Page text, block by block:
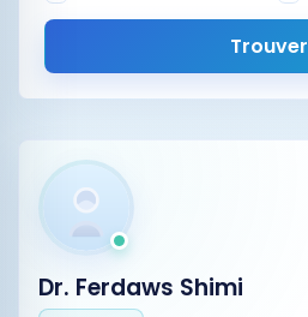
Trouver
Dr. Ferdaws Shimi